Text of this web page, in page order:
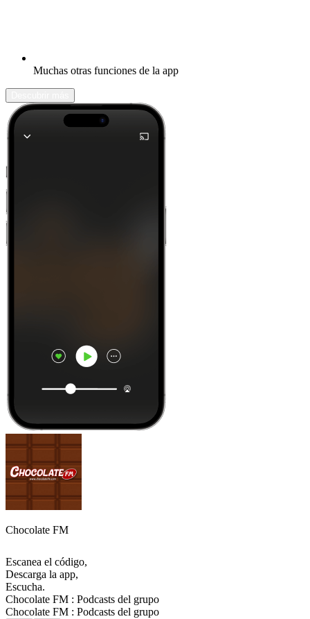
Muchas otras funciones de la app
Chocolate FM
Escanea el código,
Descarga la app,
Escucha.
Chocolate FM : Podcasts del grupo
Chocolate FM : Podcasts del grupo